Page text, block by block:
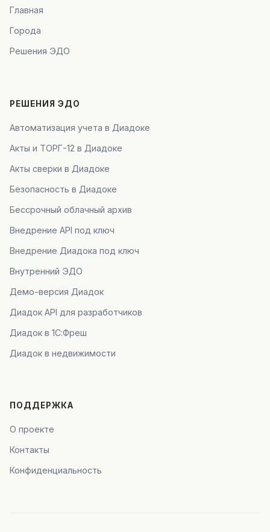
Главная
Города
Решения ЭДО
РЕШЕНИЯ ЭДО
Автоматизация учета в Диадоке
Акты и ТОРГ-12 в Диадоке
Акты сверки в Диадоке
Безопасность в Диадоке
Бессрочный облачный архив
Внедрение API под ключ
Внедрение Диадока под ключ
Внутренний ЭДО
Демо-версия Диадок
Диадок API для разработчиков
Диадок в 1С:Фреш
Диадок в недвижимости
ПОДДЕРЖКА
О проекте
Контакты
Конфиденциальность